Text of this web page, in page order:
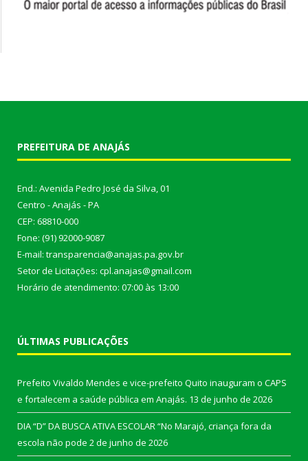
PREFEITURA DE ANAJÁS
End.: Avenida Pedro José da Silva, 01
Centro - Anajás - PA
CEP: 68810-000
Fone: (91) 92000-9087
E-mail: transparencia@anajas.pa.gov.br
Setor de Licitações: cpl.anajas@gmail.com
Horário de atendimento: 07:00 às 13:00
ÚLTIMAS PUBLICAÇÕES
Prefeito Vivaldo Mendes e vice-prefeito Quito inauguram o CAPS
e fortalecem a saúde pública em Anajás. 13 de junho de 2026
DIA “D” DA BUSCA ATIVA ESCOLAR “No Marajó, criança fora da
escola não pode 2 de junho de 2026